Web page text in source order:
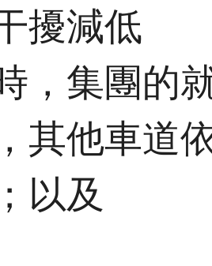
擾減低
，集團的
其他車道
以及